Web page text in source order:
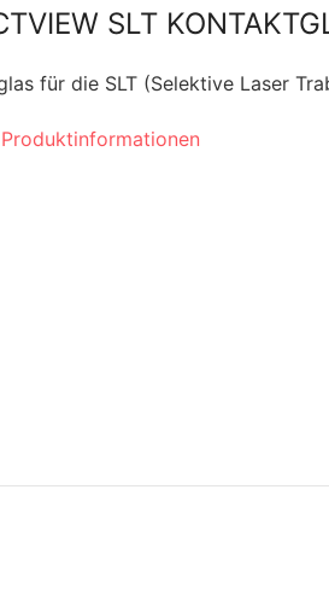
SLT
für die SLT (Selektive Laser